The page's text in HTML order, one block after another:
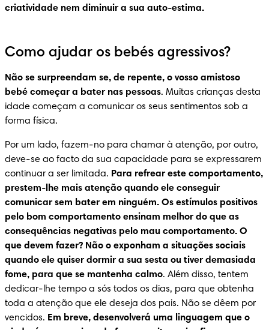
criatividade nem diminuir a sua auto-estima.
Como ajudar os bebés agressivos?
Não se surpreendam se, de repente, o vosso amistoso
bebé começar a bater nas pessoas. Muitas crianças desta
idade começam a comunicar os seus sentimentos sob a
forma física.
Por um lado, fazem-no para chamar à atenção, por outro,
deve-se ao facto da sua capacidade para se expressarem
continuar a ser limitada. Para refrear este comportamento,
prestem-lhe mais atenção quando ele conseguir
comunicar sem bater em ninguém. Os estímulos positivos
pelo bom comportamento ensinam melhor do que as
consequências negativas pelo mau comportamento. O
que devem fazer? Não o exponham a situações sociais
quando ele quiser dormir a sua sesta ou tiver demasiada
fome, para que se mantenha calmo. Além disso, tentem
dedicar-lhe tempo a sós todos os dias, para que obtenha
toda a atenção que ele deseja dos pais. Não se dêem por
vencidos. Em breve, desenvolverá uma linguagem que o